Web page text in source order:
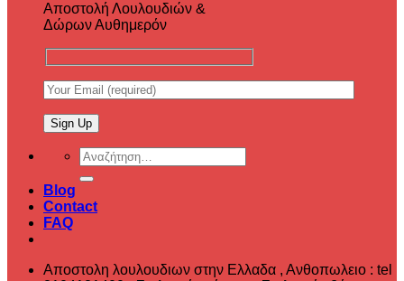
Αποστολή Λουλουδιών &
Δώρων Αυθημερόν
Αναζήτηση
για:
Blog
Contact
FAQ
Αποστολη λουλουδιων στην Ελλαδα , ‎Ανθοπωλειο : tel